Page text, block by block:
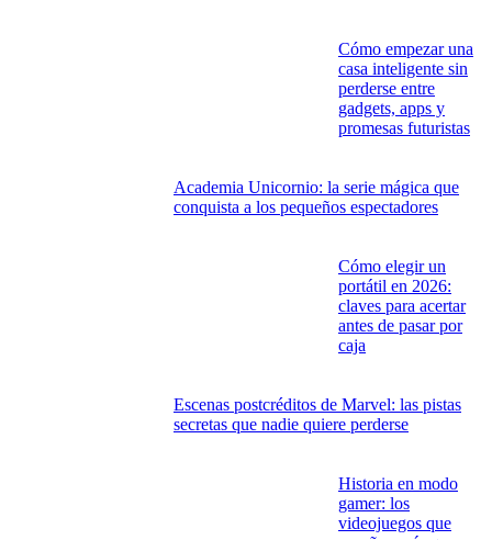
Cómo empezar una
casa inteligente sin
perderse entre
gadgets, apps y
promesas futuristas
Academia Unicornio: la serie mágica que
conquista a los pequeños espectadores
Cómo elegir un
portátil en 2026:
claves para acertar
antes de pasar por
caja
Escenas postcréditos de Marvel: las pistas
secretas que nadie quiere perderse
Historia en modo
gamer: los
videojuegos que